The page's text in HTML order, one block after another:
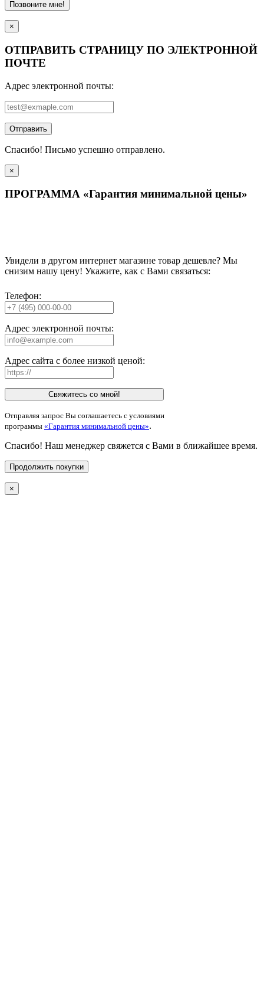
Позвоните мне!
×
ОТПРАВИТЬ СТРАНИЦУ ПО ЭЛЕКТРОННОЙ
ПОЧТЕ
Адрес электронной почты:
Отправить
Спасибо! Письмо успешно отправлено.
×
ПРОГРАММА «Гарантия минимальной цены»
Увидели в другом интернет магазине товар дешевле? Мы
снизим нашу цену! Укажите, как с Вами связаться:
Телефон:
Адрес электронной почты:
Адрес сайта с более низкой ценой:
Свяжитесь со мной!
Отправляя запрос Вы соглашаетесь с условиями
программы «Гарантия минимальной цены».
Спасибо! Наш менеджер свяжется с Вами в ближайшее время.
Продолжить покупки
×